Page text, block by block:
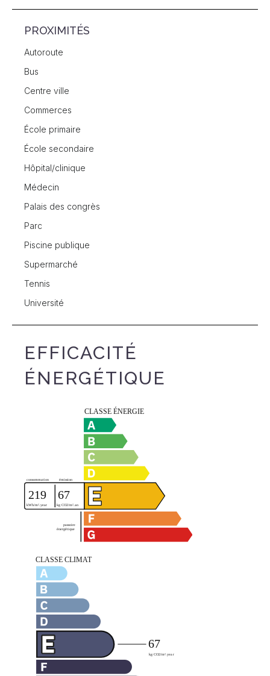
PROXIMITÉS
Autoroute
Bus
Centre ville
Commerces
École primaire
École secondaire
Hôpital/clinique
Médecin
Palais des congrès
Parc
Piscine publique
Supermarché
Tennis
Université
EFFICACITÉ
ÉNERGÉTIQUE